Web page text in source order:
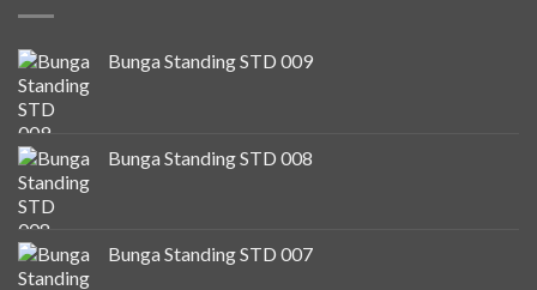
Bunga Standing STD 009
Bunga Standing STD 008
Bunga Standing STD 007